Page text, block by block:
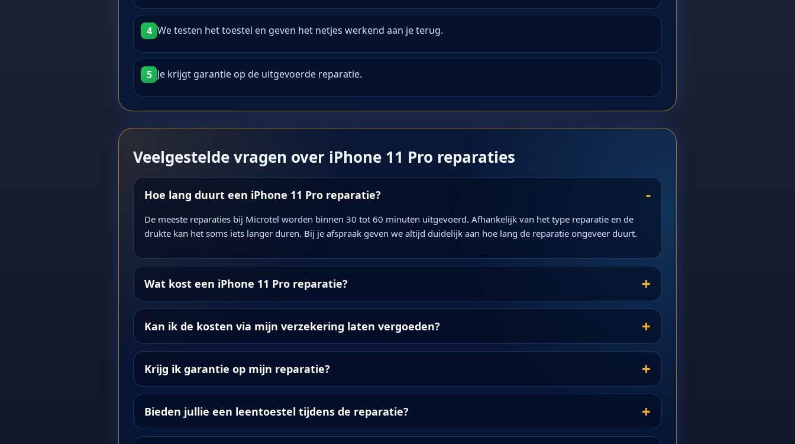
4 We testen het toestel en geven het netjes werkend aan je terug.
5 Je krijgt garantie op de uitgevoerde reparatie.
Veelgestelde vragen over iPhone 11 Pro reparaties
Hoe lang duurt een iPhone 11 Pro reparatie?
De meeste reparaties bij Microtel worden binnen 30 tot 60 minuten uitgevoerd. Afhankelijk van het type reparatie en de
drukte kan het soms iets langer duren. Bij je afspraak geven we altijd duidelijk aan hoe lang de reparatie ongeveer duurt.
Wat kost een iPhone 11 Pro reparatie?
Kan ik de kosten via mijn verzekering laten vergoeden?
Krijg ik garantie op mijn reparatie?
Bieden jullie een leentoestel tijdens de reparatie?